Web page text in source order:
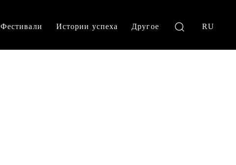
Фестивали Истории успеха Другое RU